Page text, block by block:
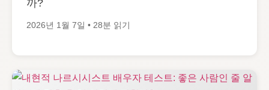
까?
2026년 1월 7일 • 28분 읽기